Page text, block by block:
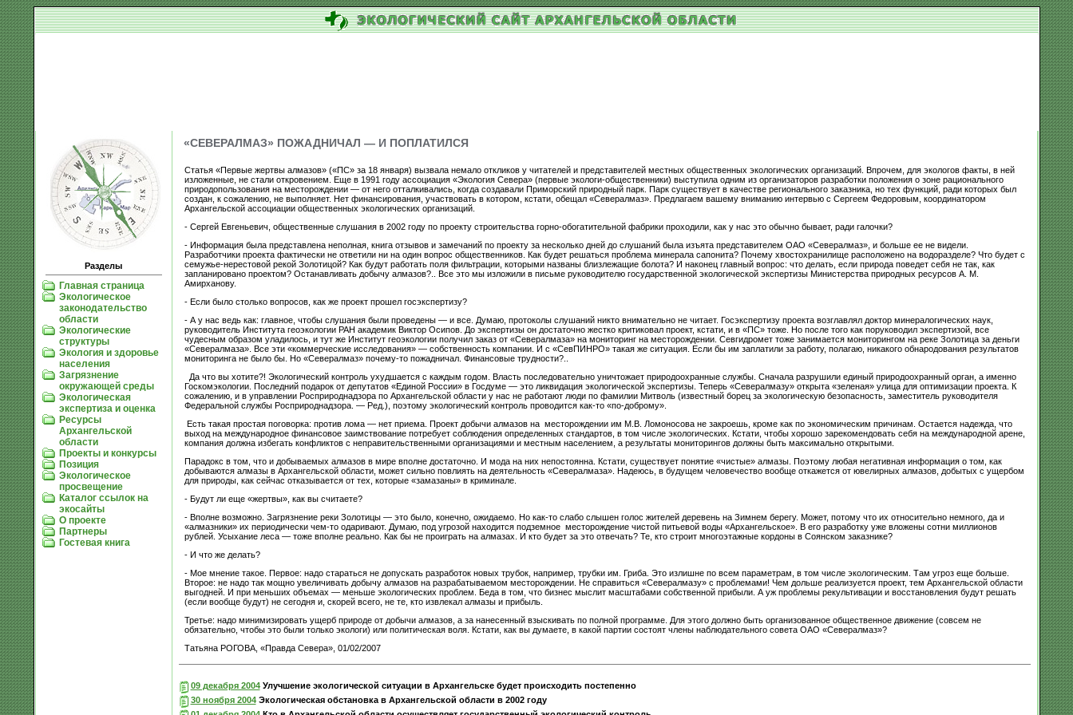
Разделы
Главная страница
Экологическое
законодательство
области
Экологические
структуры
Экология и здоровье
населения
Загрязнение
окружающей среды
Экологическая
экспертиза и оценка
Ресурсы
Архангельской
области
Проекты и конкурсы
Позиция
Экологическое
просвещение
Каталог ссылок на
экосайты
О проекте
Партнеры
Гостевая книга
«СЕВЕРАЛМАЗ» ПОЖАДНИЧАЛ — И ПОПЛАТИЛСЯ
Статья «Первые жертвы алмазов» («ПС» за 18 января) вызвала немало откликов у читателей и представителей местных общественных экологических организаций. Впрочем, для экологов факты, в ней
изложенные, не стали откровением. Еще в 1991 году ассоциация «Экология Севера» (первые экологи-общественники) выступила одним из организаторов разработки положения о зоне рационального
природопользования на месторождении — от него отталкивались, когда создавали Приморский природный парк. Парк существует в качестве регионального заказника, но тех функций, ради которых был
создан, к сожалению, не выполняет. Нет финансирования, участвовать в котором, кстати, обещал «Севералмаз». Предлагаем вашему вниманию интервью с Сергеем Федоровым, координатором
Архангельской ассоциации общественных экологических организаций.
- Сергей Евгеньевич, общественные слушания в 2002 году по проекту строительства горно-обогатительной фабрики проходили, как у нас это обычно бывает, ради галочки?
- Информация была представлена неполная, книга отзывов и замечаний по проекту за несколько дней до слушаний была изъята представителем ОАО «Севералмаз», и больше ее не видели.
Разработчики проекта фактически не ответили ни на один вопрос общественников. Как будет решаться проблема минерала сапонита? Почему хвостохранилище расположено на водоразделе? Что будет с
семужье-нерестовой рекой Золотицой? Как будут работать поля фильтрации, которыми названы близлежащие болота? И наконец главный вопрос: что делать, если природа поведет себя не так, как
запланировано проектом? Останавливать добычу алмазов?.. Все это мы изложили в письме руководителю государственной экологической экспертизы Министерства природных ресурсов А. М.
Амирханову.
- Если было столько вопросов, как же проект прошел госэкспертизу?
- А у нас ведь как: главное, чтобы слушания были проведены — и все. Думаю, протоколы слушаний никто внимательно не читает. Госэкспертизу проекта возглавлял доктор минералогических наук,
руководитель Института геоэкологии РАН академик Виктор Осипов. До экспертизы он достаточно жестко критиковал проект, кстати, и в «ПС» тоже. Но после того как поруководил экспертизой, все
чудесным образом уладилось, и тут же Институт геоэкологии получил заказ от «Севералмаза» на мониторинг на месторождении. Севгидромет тоже занимается мониторингом на реке Золотица за деньги
«Севералмаза». Все эти «коммерческие исследования» — собственность компании. И с «СевПИНРО» такая же ситуация. Если бы им заплатили за работу, полагаю, никакого обнародования результатов
мониторинга не было бы. Но «Севералмаз» почему-то пожадничал. Финансовые трудности?..
Да что вы хотите?! Экологический контроль ухудшается с каждым годом. Власть последовательно уничтожает природоохранные службы. Сначала разрушили единый природоохранный орган, а именно
Госкомэкологии. Последний подарок от депутатов «Единой России» в Госдуме — это ликвидация экологической экспертизы. Теперь «Севералмазу» открыта «зеленая» улица для оптимизации проекта. К
сожалению, и в управлении Росприроднадзора по Архангельской области у нас не работают люди по фамилии Митволь (известный борец за экологическую безопасность, заместитель руководителя
Федеральной службы Росприроднадзора. — Ред.), поэтому экологический контроль проводится как-то «по-доброму».
Есть такая простая поговорка: против лома — нет приема. Проект добычи алмазов на месторождении им М.В. Ломоносова не закроешь, кроме как по экономическим причинам. Остается надежда, что
выход на международное финансовое заимствование потребует соблюдения определенных стандартов, в том числе экологических. Кстати, чтобы хорошо зарекомендовать себя на международной арене,
компания должна избегать конфликтов с неправительственными организациями и местным населением, а результаты мониторингов должны быть максимально открытыми.
Парадокс в том, что и добываемых алмазов в мире вполне достаточно. И мода на них непостоянна. Кстати, существует понятие «чистые» алмазы. Поэтому любая негативная информация о том, как
добываются алмазы в Архангельской области, может сильно повлиять на деятельность «Севералмаза». Надеюсь, в будущем человечество вообще откажется от ювелирных алмазов, добытых с ущербом
для природы, как сейчас отказывается от тех, которые «замазаны» в криминале.
- Будут ли еще «жертвы», как вы считаете?
- Вполне возможно. Загрязнение реки Золотицы — это было, конечно, ожидаемо. Но как-то слабо слышен голос жителей деревень на Зимнем берегу. Может, потому что их относительно немного, да и
«алмазники» их периодически чем-то одаривают. Думаю, под угрозой находится подземное месторождение чистой питьевой воды «Архангельское». В его разработку уже вложены сотни миллионов
рублей. Усыхание леса — тоже вполне реально. Как бы не проиграть на алмазах. И кто будет за это отвечать? Те, кто строит многоэтажные кордоны в Соянском заказнике?
- И что же делать?
- Мое мнение такое. Первое: надо стараться не допускать разработок новых трубок, например, трубки им. Гриба. Это излишне по всем параметрам, в том числе экологическим. Там угроз еще больше.
Второе: не надо так мощно увеличивать добычу алмазов на разрабатываемом месторождении. Не справиться «Севералмазу» с проблемами! Чем дольше реализуется проект, тем Архангельской области
выгодней. И при меньших объемах — меньше экологических проблем. Беда в том, что бизнес мыслит масштабами собственной прибыли. А уж проблемы рекультивации и восстановления будут решать
(если вообще будут) не сегодня и, скорей всего, не те, кто извлекал алмазы и прибыль.
Третье: надо минимизировать ущерб природе от добычи алмазов, а за нанесенный взыскивать по полной программе. Для этого должно быть организованное общественное движение (совсем не
обязательно, чтобы это были только экологи) или политическая воля. Кстати, как вы думаете, в какой партии состоят члены наблюдательного совета ОАО «Севералмаз»?
Татьяна РОГОВА, «Правда Севера», 01/02/2007
09 декабря 2004Улучшение экологической ситуации в Архангельске будет происходить постепенно
30 ноября 2004Экологическая обстановка в Архангельской области в 2002 году